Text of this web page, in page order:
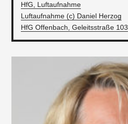
HfG, Luftaufnahme
Luftaufnahme (c) Daniel Herzog
HfG Offenbach, Geleitsstraße 103